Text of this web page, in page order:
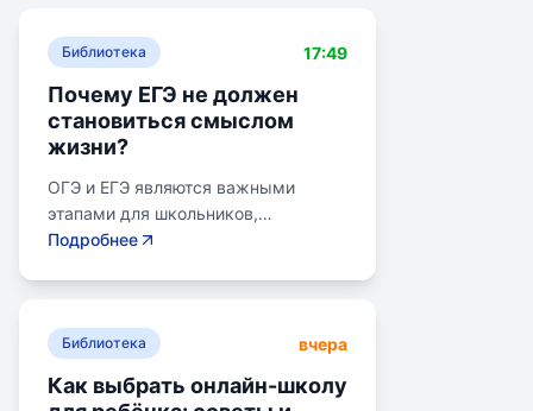
Библиотека 17:49
Почему ЕГЭ не должен
становиться смыслом
жизни?
ОГЭ и ЕГЭ являются важными
этапами для школьников,
готовящихся к переходу на
старшего подросткового и
помогает детям развивать
Подробнее
Библиотека вчера
Как выбрать онлайн-школу